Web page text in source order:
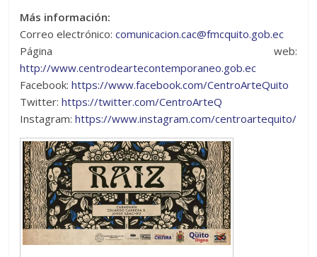
Más información:
Correo electrónico:comunicacion.cac@fmcquito.gob.ec
Página web:
http://www.centrodeartecontemporaneo.gob.ec
Facebook:https://www.facebook.com/CentroArteQuito
Twitter:https://twitter.com/CentroArteQ
Instagram:https://www.instagram.com/centroartequito/